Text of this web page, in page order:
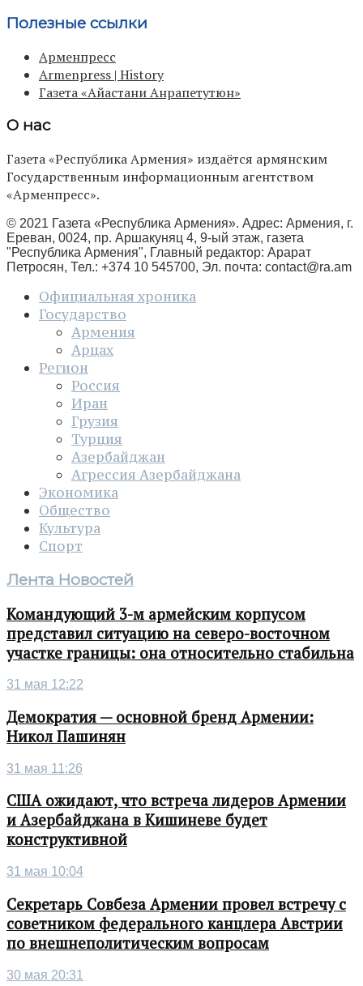
Полезные ссылки
Арменпресс
Armenpress | History
Газета «Айастани Анрапетутюн»
О нас
Газета «Республика Армения» издаётся армянским
Государственным информационным агентством
«Арменпресс».
© 2021 Газета «Республика Армения». Адрес: Армения, г.
Ереван, 0024, пр. Аршакуняц 4, 9-ый этаж, газета
"Республика Армения", Главный редактор: Арарат
Петросян, Тел.: +374 10 545700, Эл. почта: contact@ra.am
Официальная хроника
Государство
Армения
Арцах
Регион
Россия
Иран
Грузия
Турция
Азербайджан
Агрессия Азербайджана
Экономика
Общество
Культура
Спорт
Лента Новостей
Командующий 3-м армейским корпусом
представил ситуацию на северо-восточном
участке границы: она относительно стабильна
31 мая 12:22
Демократия — основной бренд Армении:
Никол Пашинян
31 мая 11:26
США ожидают, что встреча лидеров Армении
и Азербайджана в Кишиневе будет
конструктивной
31 мая 10:04
Секретарь Совбеза Армении провел встречу с
советником федерального канцлера Австрии
по внешнеполитическим вопросам
30 мая 20:31